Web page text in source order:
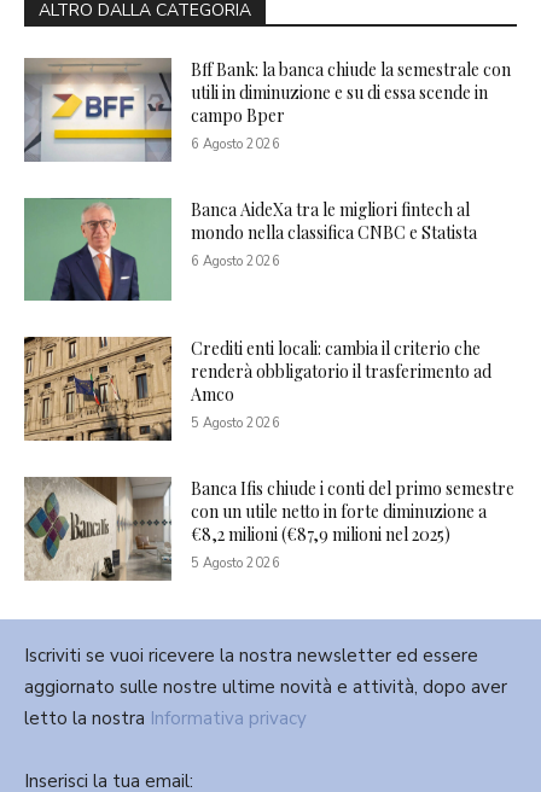
ALTRO DALLA CATEGORIA
Bff Bank: la banca chiude la semestrale con
utili in diminuzione e su di essa scende in
campo Bper
6 Agosto 2026
Banca AideXa tra le migliori fintech al
mondo nella classifica CNBC e Statista
6 Agosto 2026
Crediti enti locali: cambia il criterio che
renderà obbligatorio il trasferimento ad
Amco
5 Agosto 2026
Banca Ifis chiude i conti del primo semestre
con un utile netto in forte diminuzione a
€8,2 milioni (€87,9 milioni nel 2025)
5 Agosto 2026
Iscriviti se vuoi ricevere la nostra newsletter ed essere
aggiornato sulle nostre ultime novità e attività, dopo aver
letto la nostra Informativa privacy
Inserisci la tua email: